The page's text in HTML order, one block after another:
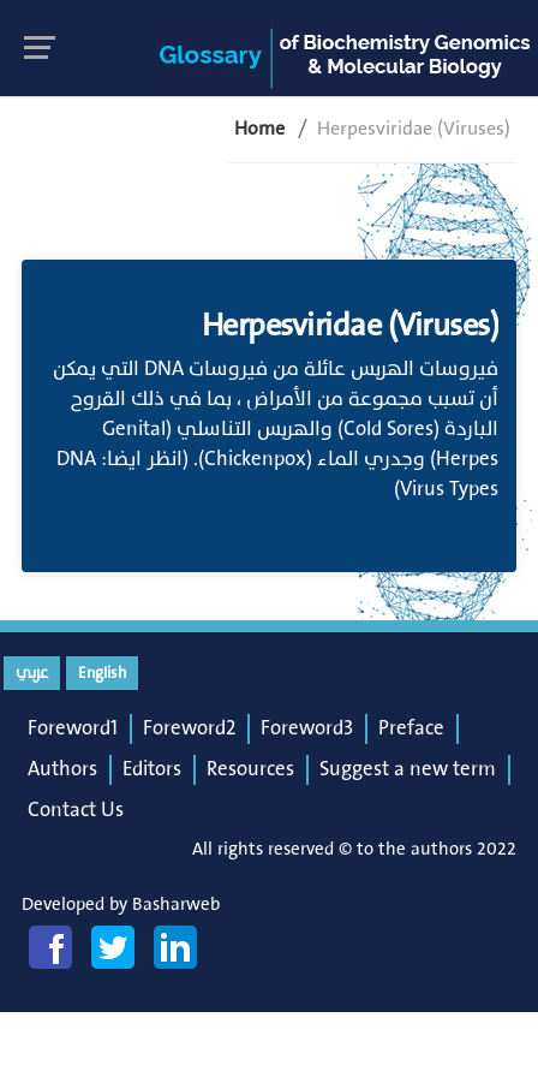
Home Herpesviridae (Viruses)
Herpesviridae (Viruses)
فيروسات الهربس عائلة من فيروسات DNA التي يمكن
أن تسبب مجموعة من الأمراض ، بما في ذلك القروح
الباردة (Cold Sores) والهربس التناسلي (Genital
Herpes) وجدري الماء (Chickenpox). (انظر ايضا: DNA
Virus Types)
English عربي
Foreword1 Foreword2 Foreword3
Preface
Authors
Editors Resources
Suggest a new term
Contact Us
All rights reserved © to the authors 2022
Developed by Basharweb